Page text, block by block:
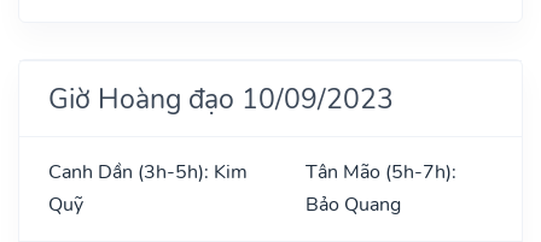
Giờ Hoàng đạo 10/09/2023
Canh Dần (3h-5h): Kim
Quỹ
Tân Mão (5h-7h):
Bảo Quang